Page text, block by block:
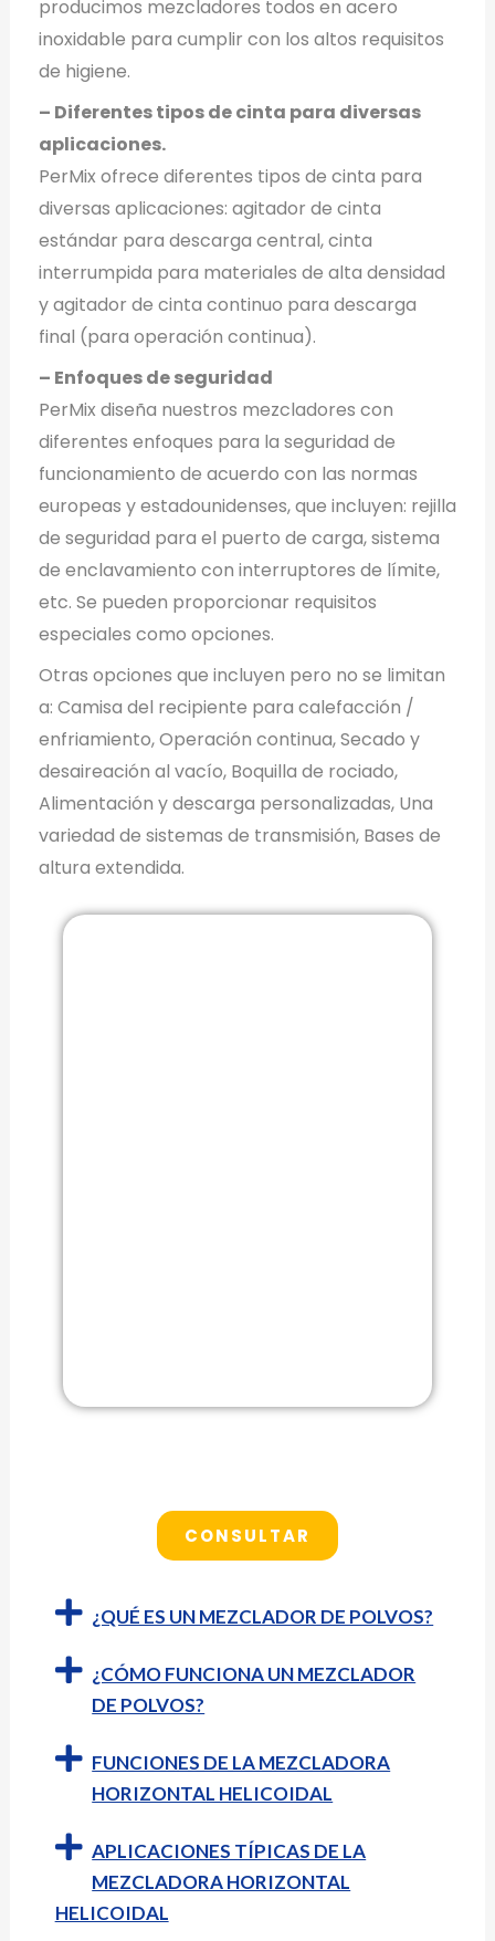
producimos mezcladores todos en acero
inoxidable para cumplir con los altos requisitos
de higiene.
– Diferentes tipos de cinta para diversas
aplicaciones.
PerMix ofrece diferentes tipos de cinta para
diversas aplicaciones: agitador de cinta
estándar para descarga central, cinta
interrumpida para materiales de alta densidad
y agitador de cinta continuo para descarga
final (para operación continua).
– Enfoques de seguridad
PerMix diseña nuestros mezcladores con
diferentes enfoques para la seguridad de
funcionamiento de acuerdo con las normas
europeas y estadounidenses, que incluyen: rejilla
de seguridad para el puerto de carga, sistema
de enclavamiento con interruptores de límite,
etc. Se pueden proporcionar requisitos
especiales como opciones.
Otras opciones que incluyen pero no se limitan
a: Camisa del recipiente para calefacción /
enfriamiento, Operación continua, Secado y
desaireación al vacío, Boquilla de rociado,
Alimentación y descarga personalizadas, Una
variedad de sistemas de transmisión, Bases de
altura extendida.
CONSULTAR
¿QUÉ ES UN MEZCLADOR DE POLVOS?
¿CÓMO FUNCIONA UN MEZCLADOR
DE POLVOS?
FUNCIONES DE LA MEZCLADORA
HORIZONTAL HELICOIDAL
APLICACIONES TÍPICAS DE LA
MEZCLADORA HORIZONTAL
HELICOIDAL